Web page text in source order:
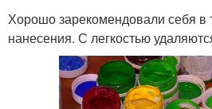
Хорошо зарекомендовали себя в
нанесения. С легкостью